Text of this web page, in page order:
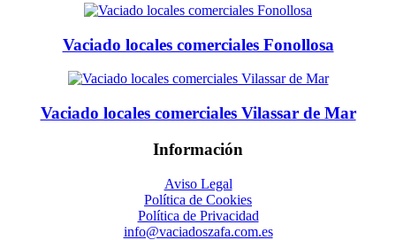
Vaciado locales comerciales Fonollosa
Vaciado locales comerciales Vilassar de Mar
Información
Aviso Legal
Política de Cookies
Política de Privacidad
info@vaciadoszafa.com.es